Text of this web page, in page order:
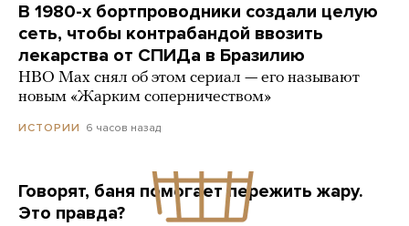
В 1980-х бортпроводники создали целую
сеть, чтобы контрабандой ввозить
лекарства от СПИДа в Бразилию
HBO Max снял об этом сериал — его называют
новым «Жарким соперничеством»
ИСТОРИИ 6 часов назад
Говорят, баня помогает пережить жару.
Это правда?